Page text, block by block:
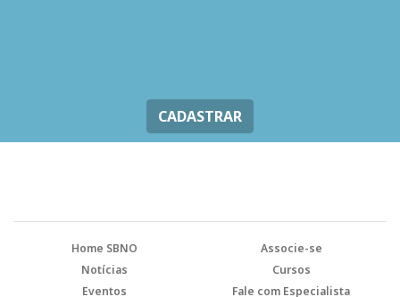
CADASTRAR
Home SBNO
Associe-se
Notícias
Cursos
Eventos
Fale com Especialista